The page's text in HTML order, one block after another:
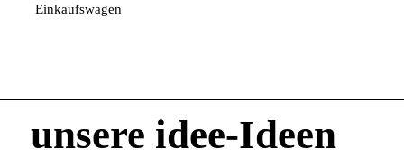
Einkaufswagen
unsere idee-Ideen